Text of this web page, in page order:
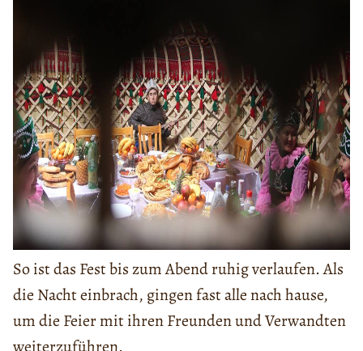
So ist das Fest bis zum Abend ruhig verlaufen. Als
die Nacht einbrach, gingen fast alle nach hause,
um die Feier mit ihren Freunden und Verwandten
weiterzuführen.